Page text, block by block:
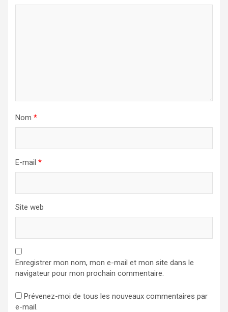
Nom *
E-mail *
Site web
Enregistrer mon nom, mon e-mail et mon site dans le
navigateur pour mon prochain commentaire.
Prévenez-moi de tous les nouveaux commentaires par
e-mail.